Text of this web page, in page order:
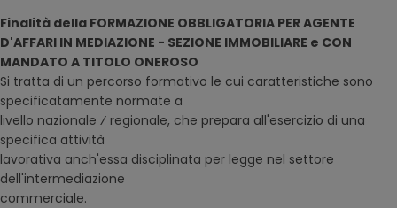
Finalità della FORMAZIONE OBBLIGATORIA PER AGENTE
D'AFFARI IN MEDIAZIONE - SEZIONE IMMOBILIARE e CON
MANDATO A TITOLO ONEROSO
Si tratta di un percorso formativo le cui caratteristiche sono
specificatamente normate a
livello nazionale ⁄ regionale, che prepara all'esercizio di una
specifica attività
lavorativa anch'essa disciplinata per legge nel settore
dell'intermediazione
commerciale.